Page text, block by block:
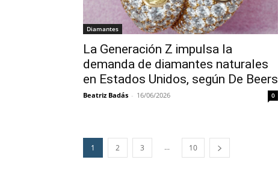
Diamantes
La Generación Z impulsa la
demanda de diamantes naturales
en Estados Unidos, según De Beers
Beatriz Badás - 16/06/2026 0
1 2 3 ... 10